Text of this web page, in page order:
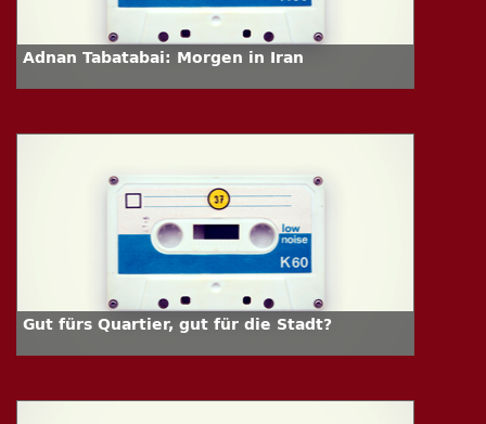
Adnan Tabatabai: Morgen in Iran
Gut fürs Quartier, gut für die Stadt?